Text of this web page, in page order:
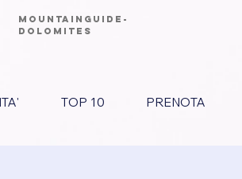
MOUNTAINGUIDE-
DOLOMITES
TOP 10 PRENOTA